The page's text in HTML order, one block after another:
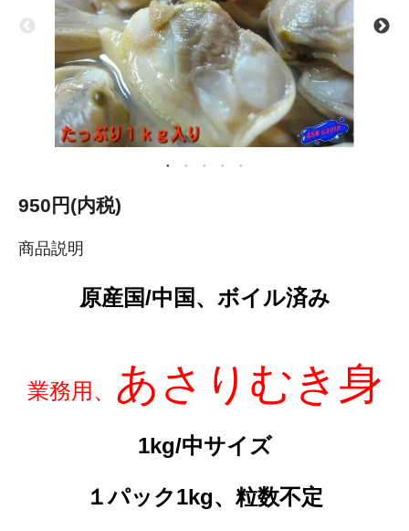
950円(内税)
商品説明
原産国/中国、ボイル済み
業務用、 あさりむき身
1kg/中サイズ
１パック1kg、粒数不定